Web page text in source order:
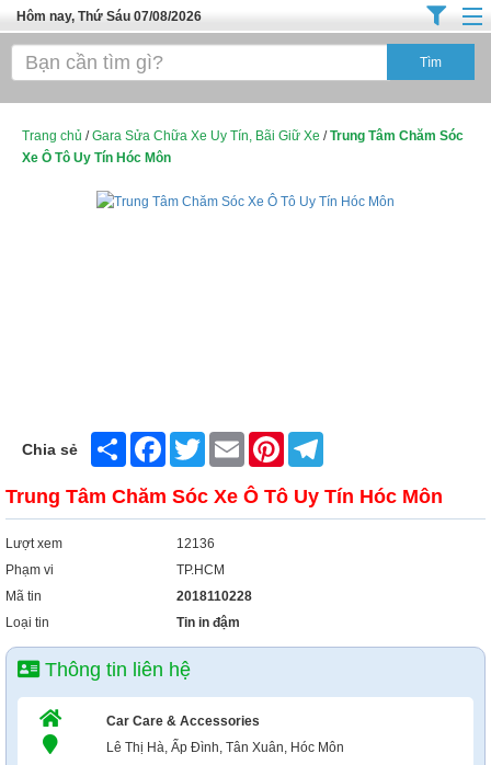
Hôm nay, Thứ Sáu 07/08/2026
Trang chủ
Tuyển Sinh Đào Tạo
Hàng Tiêu Dùng
Xây Dựng
Tổng Hợp
Trang chủ /Gara Sửa Chữa Xe Uy Tín, Bãi Giữ Xe /Trung Tâm Chăm Sóc
Xe Ô Tô Uy Tín Hóc Môn
Chia sẻ Share FacebookTwitter Email Pinterest
Trung Tâm Chăm Sóc Xe Ô Tô Uy Tín Hóc Môn
Lượt xem
12136
Phạm vi
TP.HCM
Mã tin
2018110228
Loại tin
Tin in đậm
Thông tin liên hệ
Car Care & Accessories
Lê Thị Hà, Ấp Đình, Tân Xuân, Hóc Môn